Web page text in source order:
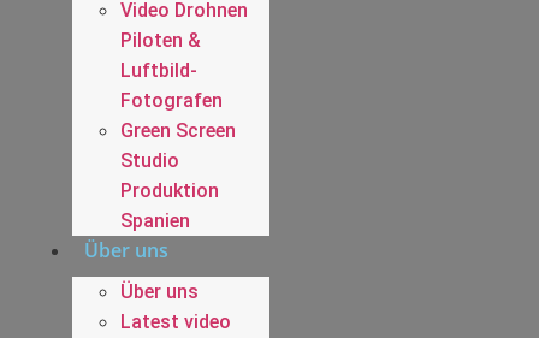
Video Drohnen
Piloten &
Luftbild-
Fotografen
Green Screen
Studio
Produktion
Spanien
Über uns
Über uns
Latest video